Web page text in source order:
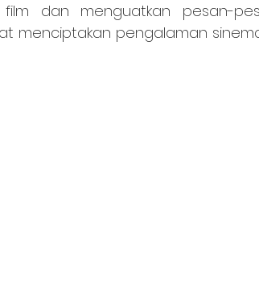
dan menguatkan pesan-
menciptakan pengalaman